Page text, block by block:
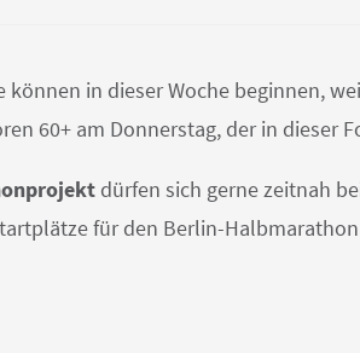
in dieser Woche beginnen,
60+ am Donnerstag, der in dieser
dürfen sich gerne zeitnah
für den Berlin-